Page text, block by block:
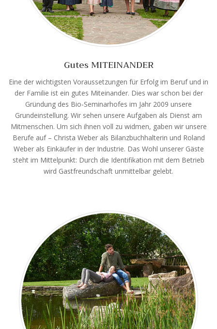
Gutes MITEINANDER
Eine der wichtigsten Voraussetzungen für Erfolg im Beruf und in
der Familie ist ein gutes Miteinander. Dies war schon bei der
Gründung des Bio-Seminarhofes im Jahr 2009 unsere
Grundeinstellung. Wir sehen unsere Aufgaben als Dienst am
Mitmenschen. Um sich ihnen voll zu widmen, gaben wir unsere
Berufe auf – Christa Weber als Bilanzbuchhalterin und Roland
Weber als Einkäufer in der Industrie. Das Wohl unserer Gäste
steht im Mittelpunkt: Durch die Identifikation mit dem Betrieb
wird Gastfreundschaft unmittelbar gelebt.